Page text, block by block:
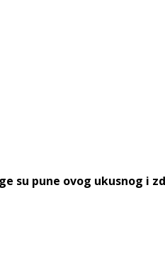
su pune ovog ukusnog i